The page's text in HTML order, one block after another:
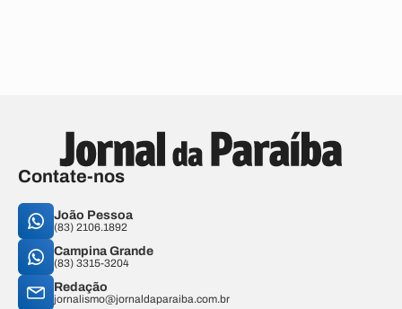
Contate-nos
João Pessoa
(83) 2106.1892
Campina Grande
(83) 3315-3204
Redação
jornalismo@jornaldaparaiba.com.br